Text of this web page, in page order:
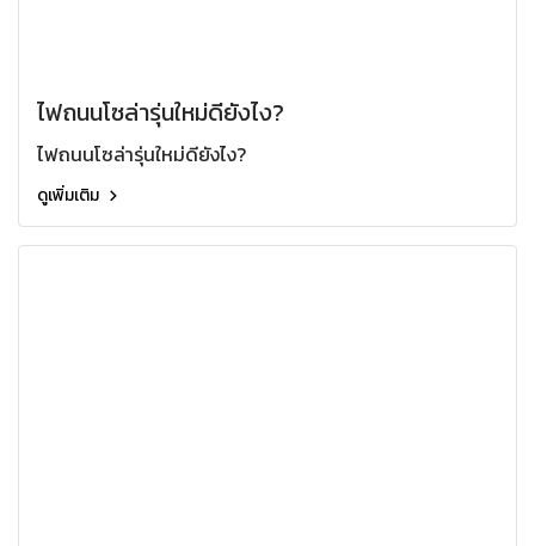
ไฟถนนโซล่ารุ่นใหม่ดียังไง?
ไฟถนนโซล่ารุ่นใหม่ดียังไง?
ดูเพิ่มเติม